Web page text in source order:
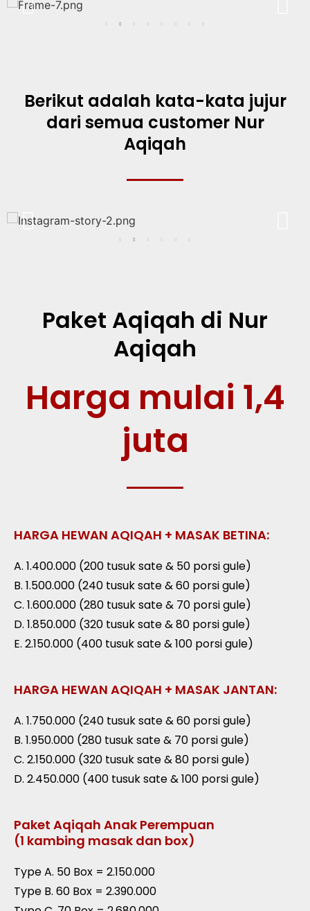
Berikut adalah kata-kata jujur
dari semua customer Nur
Aqiqah
Paket Aqiqah di Nur
Aqiqah
Harga mulai 1,4
juta
HARGA HEWAN AQIQAH + MASAK BETINA:
A. 1.400.000 (200 tusuk sate & 50 porsi gule)
B. 1.500.000 (240 tusuk sate & 60 porsi gule)
C. 1.600.000 (280 tusuk sate & 70 porsi gule)
D. 1.850.000 (320 tusuk sate & 80 porsi gule)
E. 2.150.000 (400 tusuk sate & 100 porsi gule)
HARGA HEWAN AQIQAH + MASAK JANTAN:
A. 1.750.000 (240 tusuk sate & 60 porsi gule)
B. 1.950.000 (280 tusuk sate & 70 porsi gule)
C. 2.150.000 (320 tusuk sate & 80 porsi gule)
D. 2.450.000 (400 tusuk sate & 100 porsi gule)
Paket Aqiqah Anak Perempuan
(1 kambing masak dan box)
Type A. 50 Box = 2.150.000
Type B. 60 Box = 2.390.000